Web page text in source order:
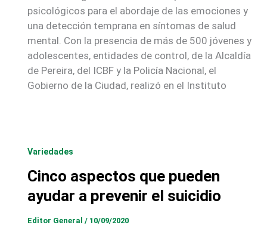
psicológicos para el abordaje de las emociones y
una detección temprana en síntomas de salud
mental. Con la presencia de más de 500 jóvenes y
adolescentes, entidades de control, de la Alcaldía
de Pereira, del ICBF y la Policía Nacional, el
Gobierno de la Ciudad, realizó en el Instituto
Variedades
Cinco aspectos que pueden
ayudar a prevenir el suicidio
Editor General / 10/09/2020